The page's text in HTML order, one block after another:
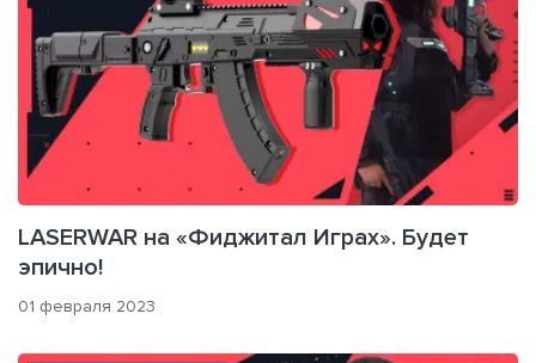
LASERWAR на «Фиджитал Играх». Будет
эпично!
01 февраля 2023